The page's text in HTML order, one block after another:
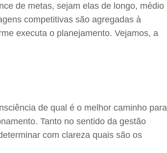
de metas, sejam elas de longo, médio
competitivas são agregadas à
executa o planejamento. Vejamos, a
de qual é o melhor caminho para
Tanto no sentido da gestão
com clareza quais são os